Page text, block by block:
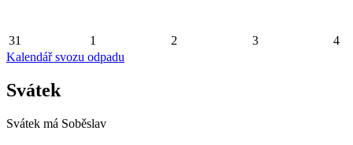
31 1 2 3
4
Kalendář svozu odpadu
Svátek
Svátek má Soběslav